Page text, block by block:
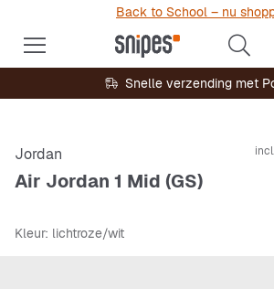
Back to School – nu
Snelle verzending met
Jordan
Air Jordan 1 Mid (GS)
Kleur: lichtroze/wit